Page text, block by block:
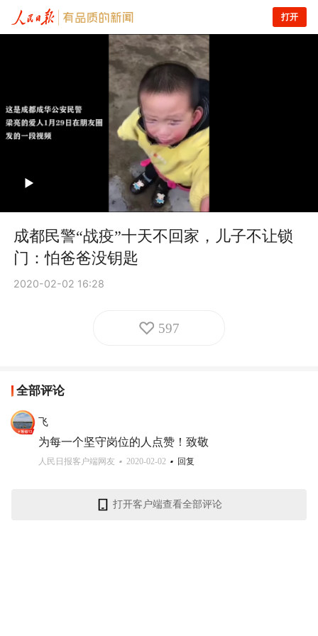
打开
成都民警“战疫”十天不回家，儿子不让锁
门：怕爸爸没钥匙
2020-02-02 16:28
597
全部评论
飞
为每一个坚守岗位的人点赞！致敬
人民日报客户端网友 2020-02-02 回复
打开客户端查看全部评论